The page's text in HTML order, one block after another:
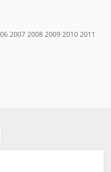
2007 2008 2009 2010 2011